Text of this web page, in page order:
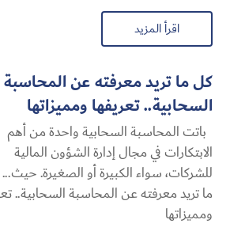
اقرأ المزيد
كل ما تريد معرفته عن المحاسبة
السحابية​.. تعريفها ومميزاتها
باتت المحاسبة السحابية​ واحدة من أهم
الابتكارات في مجال إدارة الشؤون المالية
للشركات، سواء الكبيرة أو الصغيرة.
ما تريد معرفته عن المحاسبة السحابية​..
ومميزاتها